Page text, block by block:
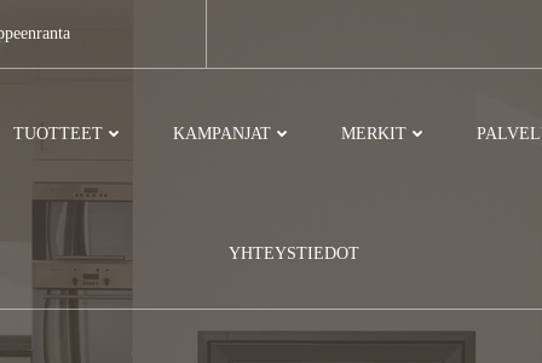
TUOTTEET KAMPANJAT MERKIT
YHTEYSTIEDOT